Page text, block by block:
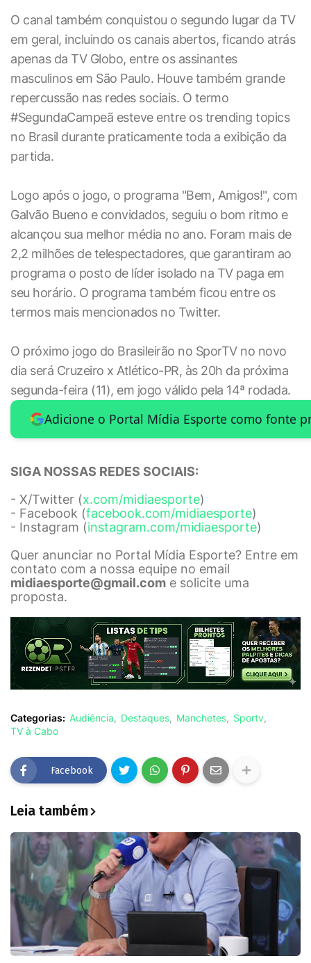
O canal também conquistou o segundo lugar da TV
em geral, incluindo os canais abertos, ficando atrás
apenas da TV Globo, entre os assinantes
masculinos em São Paulo. Houve também grande
repercussão nas redes sociais. O termo
#SegundaCampeã esteve entre os trending topics
no Brasil durante praticamente toda a exibição da
partida.
Logo após o jogo, o programa "Bem, Amigos!", com
Galvão Bueno e convidados, seguiu o bom ritmo e
alcançou sua melhor média no ano. Foram mais de
2,2 milhões de telespectadores, que garantiram ao
programa o posto de líder isolado na TV paga em
seu horário. O programa também ficou entre os
termos mais mencionados no Twitter.
O próximo jogo do Brasileirão no SporTV no novo
dia será Cruzeiro x Atlético-PR, às 20h da próxima
segunda-feira (11), em jogo válido pela 14ª rodada.
Adicione o Portal Mídia Esporte como fonte
SIGA NOSSAS REDES SOCIAIS:
- X/Twitter (x.com/midiaesporte)
- Facebook (facebook.com/midiaesporte)
- Instagram (instagram.com/midiaesporte)
Quer anunciar no Portal Mídia Esporte? Entre em
contato com a nossa equipe no email
midiaesporte@gmail.com e solicite uma
proposta.
Categorias: Audiência Destaques Manchetes
Sportv
TV à Cabo
Facebook
Leia também